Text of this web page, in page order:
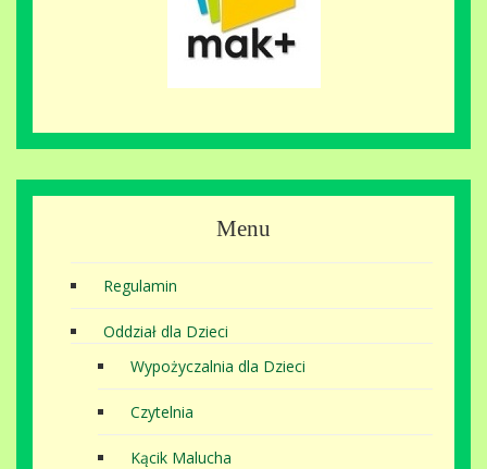
Menu
Regulamin
Oddział dla Dzieci
Wypożyczalnia dla Dzieci
Czytelnia
Kącik Malucha